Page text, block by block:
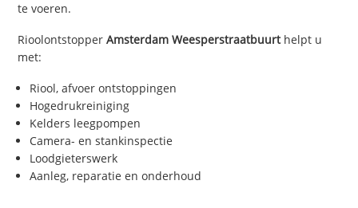
te voeren.
RioolontstopperAmsterdam Weesperstraatbuurthelpt u
met:
Riool, afvoer ontstoppingen
Hogedrukreiniging
Kelders leegpompen
Camera- en stankinspectie
Loodgieterswerk
Aanleg, reparatie en onderhoud